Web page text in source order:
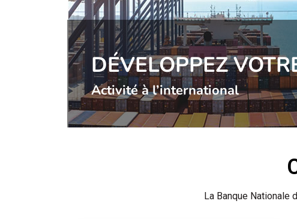
DÉVELOPPEZ
activité à l’international
La Banque Nationale